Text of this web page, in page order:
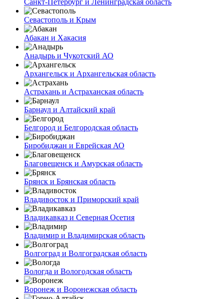
Севастополь и Крым
Абакан и Хакасия
Анадырь и Чукотский АО
Архангельск и Архангельская область
Астрахань и Астраханская область
Барнаул и Алтайский край
Белгород и Белгородская область
Биробиджан и Еврейская АО
Благовещенск и Амурская область
Брянск и Брянская область
Владивосток и Приморский край
Владикавказ и Северная Осетия
Владимир и Владимирская область
Волгоград и Волгоградская область
Вологда и Вологодская область
Воронеж и Воронежская область